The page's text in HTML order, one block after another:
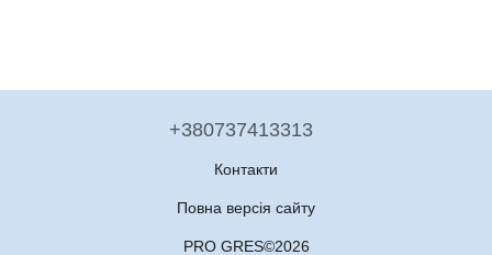
+380737413313
Контакти
Повна версія сайту
PRO GRES©2026